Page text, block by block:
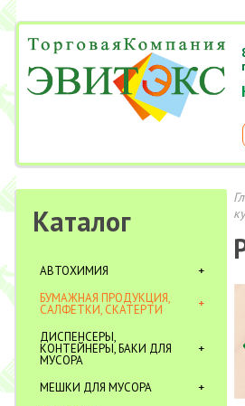
Каталог
АВТОХИМИЯ
БУМАЖНАЯ ПРОДУКЦИЯ,
САЛФЕТКИ, СКАТЕРТИ
ДИСПЕНСЕРЫ,
КОНТЕЙНЕРЫ, БАКИ ДЛЯ
МУСОРА
МЕШКИ ДЛЯ МУСОРА